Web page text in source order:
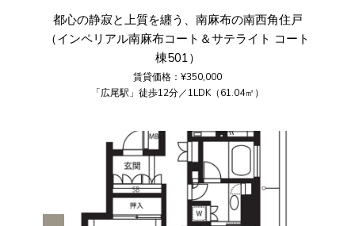
都心の静寂と上質を纏う、南麻布の南西角住戸
（インペリアル南麻布コート＆サテライト コート
棟501）
賃貸価格：¥350,000
「広尾駅」徒歩12分／1LDK（61.04㎡）